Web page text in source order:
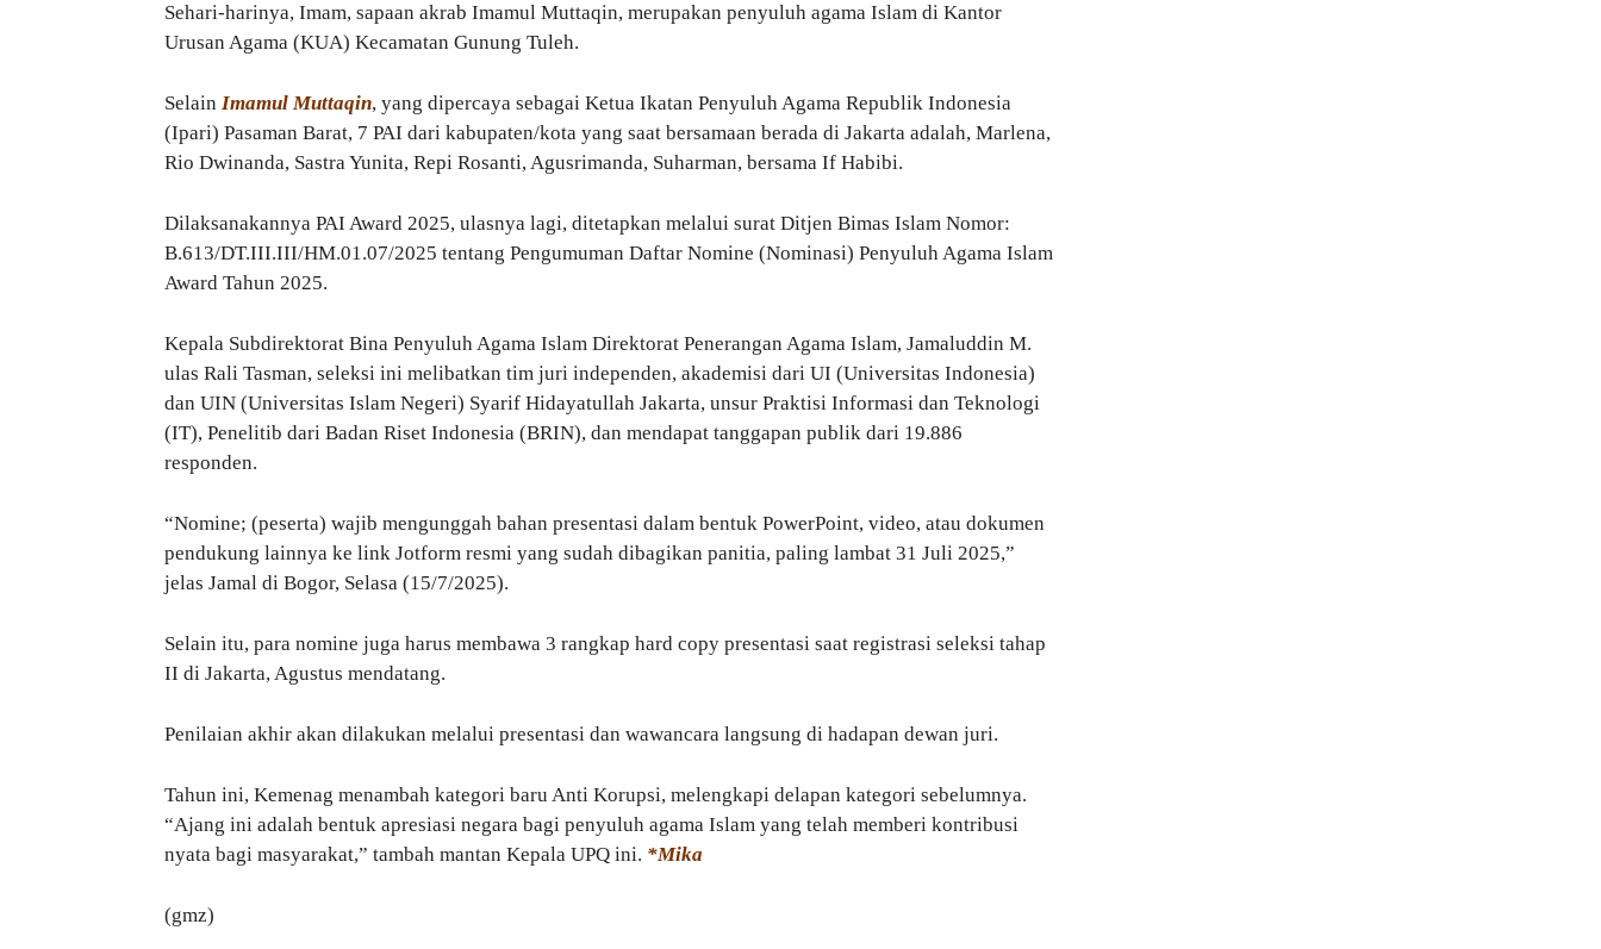
Sehari-harinya, Imam, sapaan akrab Imamul Muttaqin, merupakan penyuluh agama Islam di Kantor
Urusan Agama (KUA) Kecamatan Gunung Tuleh.
Selain Imamul Muttaqin, yang dipercaya sebagai Ketua Ikatan Penyuluh Agama Republik Indonesia
(Ipari) Pasaman Barat, 7 PAI dari kabupaten/kota yang saat bersamaan berada di Jakarta adalah, Marlena,
Rio Dwinanda, Sastra Yunita, Repi Rosanti, Agusrimanda, Suharman, bersama If Habibi.
Dilaksanakannya PAI Award 2025, ulasnya lagi, ditetapkan melalui surat Ditjen Bimas Islam Nomor:
B.613/DT.III.III/HM.01.07/2025 tentang Pengumuman Daftar Nomine (Nominasi) Penyuluh Agama Islam
Award Tahun 2025.
Kepala Subdirektorat Bina Penyuluh Agama Islam Direktorat Penerangan Agama Islam, Jamaluddin M.
ulas Rali Tasman, seleksi ini melibatkan tim juri independen, akademisi dari UI (Universitas Indonesia)
dan UIN (Universitas Islam Negeri) Syarif Hidayatullah Jakarta, unsur Praktisi Informasi dan Teknologi
(IT), Penelitib dari Badan Riset Indonesia (BRIN), dan mendapat tanggapan publik dari 19.886
responden.
“Nomine; (peserta) wajib mengunggah bahan presentasi dalam bentuk PowerPoint, video, atau dokumen
pendukung lainnya ke link Jotform resmi yang sudah dibagikan panitia, paling lambat 31 Juli 2025,”
jelas Jamal di Bogor, Selasa (15/7/2025).
Selain itu, para nomine juga harus membawa 3 rangkap hard copy presentasi saat registrasi seleksi tahap
II di Jakarta, Agustus mendatang.
Penilaian akhir akan dilakukan melalui presentasi dan wawancara langsung di hadapan dewan juri.
Tahun ini, Kemenag menambah kategori baru Anti Korupsi, melengkapi delapan kategori sebelumnya.
“Ajang ini adalah bentuk apresiasi negara bagi penyuluh agama Islam yang telah memberi kontribusi
nyata bagi masyarakat,” tambah mantan Kepala UPQ ini. *Mika
(gmz)